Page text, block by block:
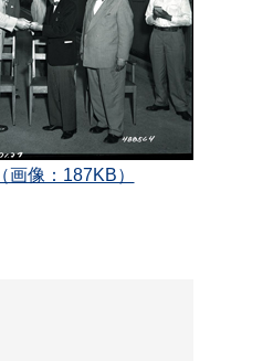
（画像：187KB）